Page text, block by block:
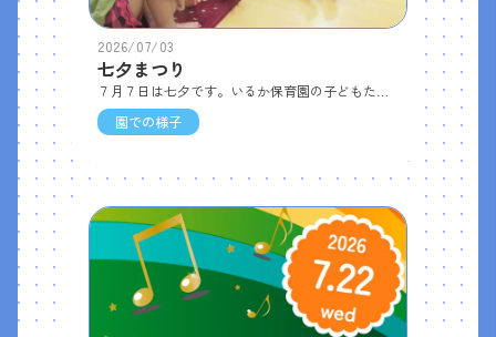
2026/07/03
七夕まつり
園での様子